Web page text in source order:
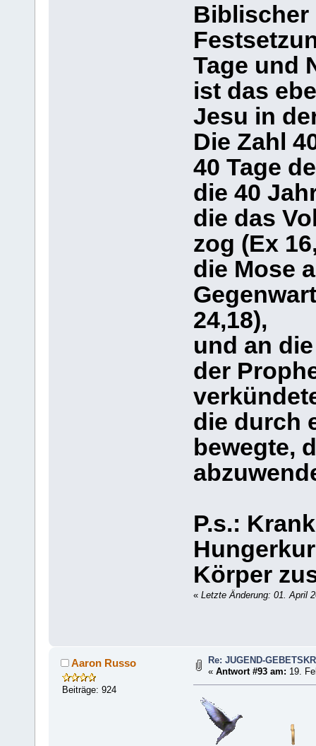
Biblischer
Tage und
ist das
Jesu in
Die Zahl
40 Tage
die 40
die das
zog (Ex
die Mose
24,18),
und an
der
die durch
bewegte,
P.s.:
Körper
« Letzte Änderung: 01. April
Aaron Russo
Beiträge: 924
Re: JUGEND-
«Antwort #93 am: 19.